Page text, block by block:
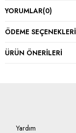
YORUMLAR(0)
ÖDEME SEÇENEKLERI
ÜRÜN ÖNERILERI
Yardım